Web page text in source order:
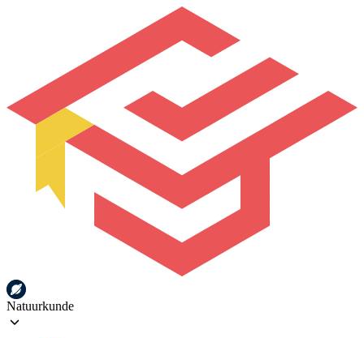
Natuurkunde